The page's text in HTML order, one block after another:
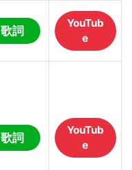
歌詞
YouTub
e
歌詞
YouTub
e